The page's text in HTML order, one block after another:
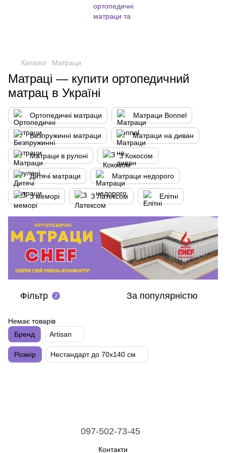
Каталог Матраци
Матраці — купити ортопедичний
матрац в Україні
Ортопедичні матраци Матраци Bonnel
Безпружинні матраци Матраци на диван
Матраци в рулоні З Кокосом
Дитячі матраци Матраци недорого
З меморі З Латексом Елітні
Фільтр 2 За популярністю
Немає товарів
Бренд
Artisan
Розмір Нестандарт до 70х140 см
097-502-73-45
Контакти